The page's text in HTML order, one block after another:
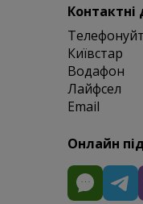
Контактні
Київстар
Водафон
Лайфсел
Email
Онлайн